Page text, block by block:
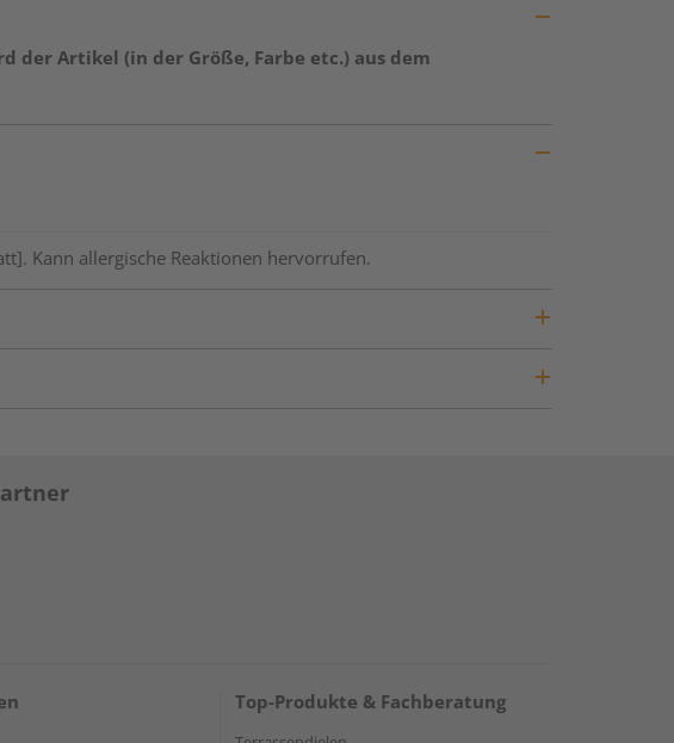
der Artikel (in der Größe, Farbe etc.) aus dem
Kann allergische Reaktionen hervorrufen.
Top-Produkte & Fachberatung